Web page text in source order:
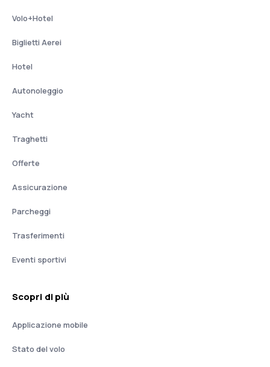
Volo+Hotel
Biglietti Aerei
Hotel
Autonoleggio
Yacht
Traghetti
Offerte
Assicurazione
Parcheggi
Trasferimenti
Eventi sportivi
Scopri di più
Applicazione mobile
Stato del volo